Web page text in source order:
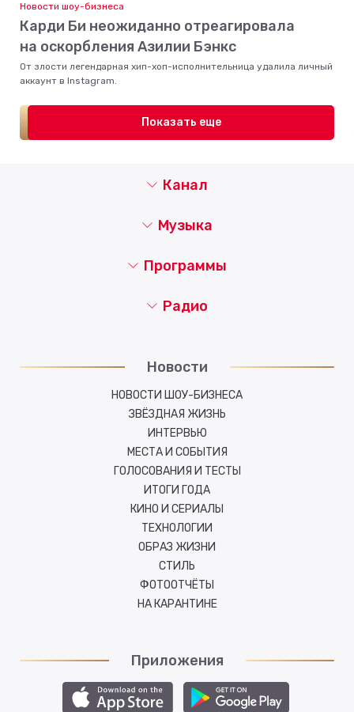
Новости шоу-бизнеса
Карди Би неожиданно отреагировала
на оскорбления Азилии Бэнкс
От злости легендарная хип-хоп-исполнительница удалила личный
аккаунт в Instagram.
Показать еще
Канал
Музыка
Новости
НОВОСТИ ШОУ-БИЗНЕСА
ЗВЁЗДНАЯ ЖИЗНЬ
ИНТЕРВЬЮ
МЕСТА И СОБЫТИЯ
ГОЛОСОВАНИЯ И ТЕСТЫ
ИТОГИ ГОДА
КИНО И СЕРИАЛЫ
ТЕХНОЛОГИИ
ОБРАЗ ЖИЗНИ
СТИЛЬ
ФОТООТЧЁТЫ
НА КАРАНТИНЕ
Программы
Радио
Приложения